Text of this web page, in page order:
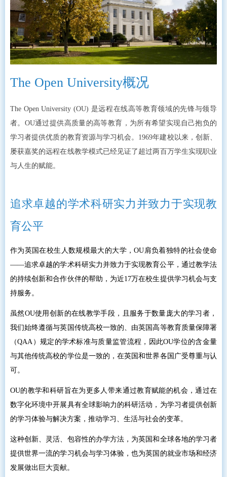
The Open University概况
The Open University (OU) 是远程在线高等教育领域的先锋与领导
者。OU通过提供高质量的高等教育，为所有希望实现自己抱负的
学习者提供优质的教育资源与学习机会。1969年建校以来，创新、
屡获嘉奖的远程在线教学模式已经见证了超过两百万学生实现职业
与人生的赋能。
追求卓越的学术科研实力并致力于实现教
育公平
作为英国在校生人数规模最大的大学，OU肩负着独特的社会使命
——追求卓越的学术科研实力并致力于实现教育公平，通过教学法
的持续创新和合作伙伴的帮助，为近17万在校生提供学习机会与支
持服务。
虽然OU使用创新的在线教学手段，且服务于数量庞大的学习者，
我们始终遵循与英国传统高校一致的、由英国高等教育质量保障署
（QAA）规定的学术标准与质量监管流程，因此OU学位的含金量
与其他传统高校的学位是一致的，在英国和世界各国广受尊重与认
可。
OU的教学和科研旨在为更多人带来通过教育赋能的机会，通过在
数字化环境中开展具有全球影响力的科研活动，为学习者提供创新
的学习体验与解决方案，推动学习、生活与社会的变革。
这种创新、灵活、包容性的办学方法，为英国和全球各地的学习者
提供世界一流的学习机会与学习体验，也为英国的就业市场和经济
发展做出巨大贡献。